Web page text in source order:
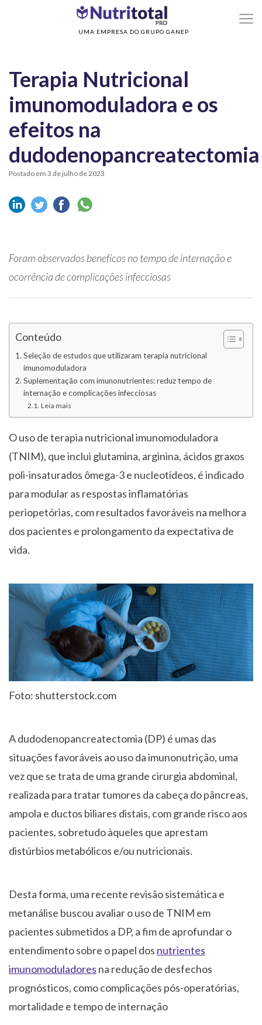
UMA EMPRESA DO GRUPO GANEP
Nutrição Clínica>Terapia Nutricional imunomoduladora e os efeitos na
dudodenopancreatectomia
Terapia Nutricional
imunomoduladora e os
efeitos na
dudodenopancreatectomia
Postado em 3 de julho de 2023
Foram observados benefícos no tempo de internação e
ocorrência de complicações infecciosas
Conteúdo
Seleção de estudos que utilizaram terapia nutricional
imunomoduladora
Suplementação com imunonutrientes: reduz tempo de
internação e complicações infecciosas
Leia mais
O uso de terapia nutricional imunomoduladora
(TNIM), que inclui glutamina, arginina, ácidos graxos
poli-insaturados ômega-3 e nucleotídeos, é indicado
para modular as respostas inflamatórias
periopetórias, com resultados favoráveis na melhora
dos pacientes e prolongamento da expectativa de
vida.
Foto: shutterstock.com
A dudodenopancreatectomia (DP) é umas das
situações favoráveis ao uso da imunonutrição, uma
vez que se trata de uma grande cirurgia abdominal,
realizada para tratar tumores da cabeça do pâncreas,
ampola e ductos biliares distais, com grande risco aos
pacientes, sobretudo àqueles que aprestam
distúrbios metabólicos e/ou nutricionais.
Desta forma, uma recente revisão sistemática e
metanálise buscou avaliar o uso de TNIM em
pacientes submetidos a DP, a fim de aprofundar o
entendimento sobre o papel dos nutrientes
imunomoduladores na redução de desfechos
prognósticos, como complicações pós-operatórias,
mortalidade e tempo de internação